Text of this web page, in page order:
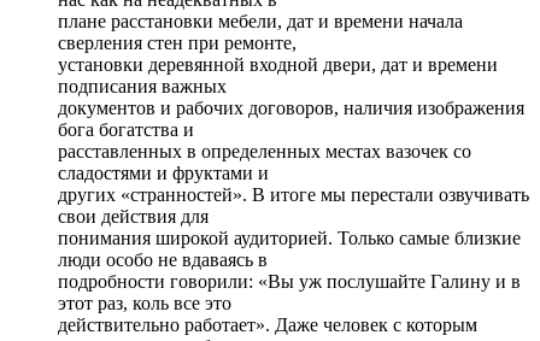
плане расстановки мебели, дат и времени начала
сверления стен при ремонте,
установки деревянной входной двери, дат и времени
подписания важных
документов и рабочих договоров, наличия изображения
бога богатства и
расставленных в определенных местах вазочек со
сладостями и фруктами и
других «странностей». В итоге мы перестали озвучивать
свои действия для
понимания широкой аудиторией. Только самые близкие
люди особо не вдаваясь в
подробности говорили: «Вы уж послушайте Галину и в
этот раз, коль все это
действительно работает». Даже человек с которым